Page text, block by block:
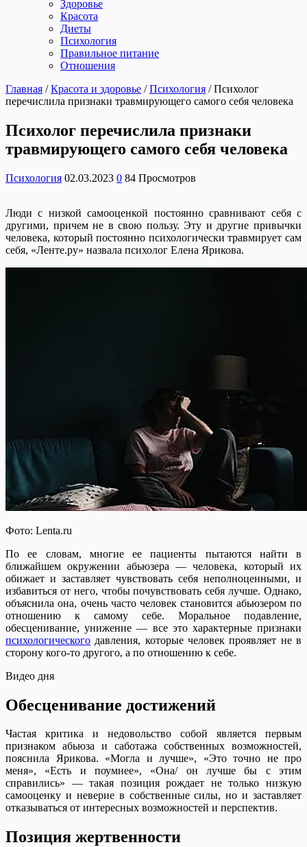
Здоровье
Красота
Диеты
Психология
Правильное питание
Отношения
Главная / Красота и здоровье / Психология / Психолог
перечислила признаки травмирующего самого себя человека
Психолог перечислила признаки
травмирующего самого себя человека
Психология 02.03.2023 0 84 Просмотров
Люди с низкой самооценкой постоянно сравнивают себя с
другими, причем не в свою пользу. Эту и другие привычки
человека, который постоянно психологически травмирует сам
себя, «Ленте.ру» назвала психолог Елена Ярикова.
Фото: Lenta.ru
По ее словам, многие ее пациенты пытаются найти в
ближайшем окружении абьюзера — человека, который их
обижает и заставляет чувствовать себя неполноценными, и
избавиться от него, чтобы почувствовать себя лучше. Однако,
объяснила она, очень часто человек становится абьюзером по
отношению к самому себе. Моральное подавление,
обесценивание, унижение — все это характерные признаки
психологического давления, которые человек проявляет не в
сторону кого-то другого, а по отношению к себе.
Видео дня
Обесценивание достижений
Частая критика и недовольство собой является первым
признаком абьюза и саботажа собственных возможностей,
пояснила Ярикова. «Могла и лучше», «Это точно не про
меня», «Есть и поумнее», «Она/ он лучше бы с этим
справились» — такая позиция рождает не только низкую
самооценку и неверие в собственные силы, но и заставляет
отказываться от интересных возможностей и перспектив.
Позиция жертвенности